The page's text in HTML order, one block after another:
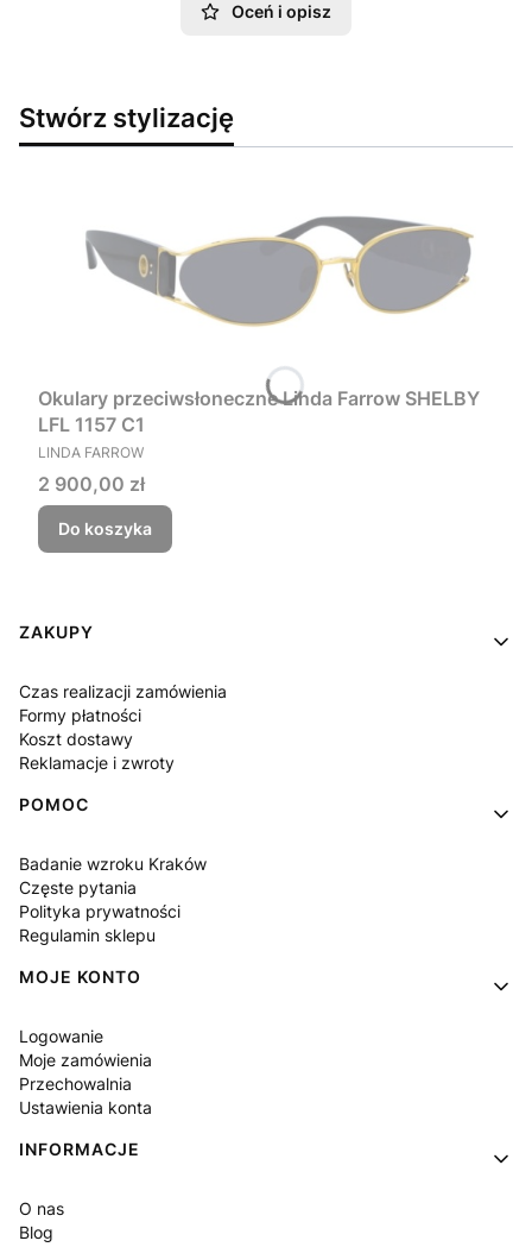
Oceń i opisz
Stwórz stylizację
Okulary przeciwsłoneczne Linda Farrow SHELBY
LFL 1157 C1
PRODUCENT
LINDA FARROW
Cena
2 900,00 zł
Do koszyka
Linki w stopce
ZAKUPY
Czas realizacji zamówienia
Formy płatności
Koszt dostawy
Reklamacje i zwroty
POMOC
Badanie wzroku Kraków
Częste pytania
Polityka prywatności
Regulamin sklepu
MOJE KONTO
Logowanie
Moje zamówienia
Przechowalnia
Ustawienia konta
INFORMACJE
O nas
Blog